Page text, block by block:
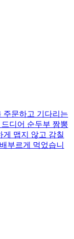
주문하고 기다리는
디어 순두부 짬뽕
게 맵지 않고 감칠
부르게 먹었습니